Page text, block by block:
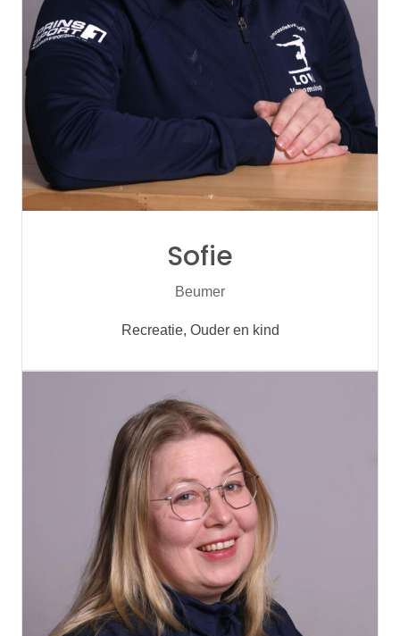
Sofie
Beumer
Recreatie, Ouder en kind